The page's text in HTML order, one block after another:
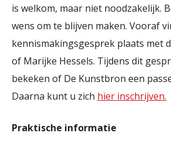
is welkom, maar niet noodzakelijk.
wens om te blijven maken. Vooraf
kennismakingsgesprek plaats met
of Marijke Hessels. Tijdens dit
bekeken of De Kunstbron een
Daarna kunt u zich hier inschrijven.
Praktische informatie